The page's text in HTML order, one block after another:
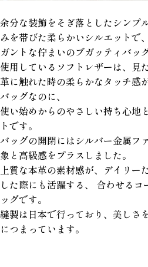
余分な装飾をそぎ落としたシンプ
みを帯びた柔らかいシルエットで
ガントな佇まいのブガッティバッグ
使用しているソフトレザーは、見
革に触れた時の柔らかなタッチ感
バッグなのに、
使い始めからのやさしい持ち心地
トです。
バッグの開閉にはシルバー金属フ
象と高級感をプラスしました。
上質な本革の素材感が、デイリー
した際にも活躍する、 合わせる
ッグです。
縫製は日本で行っており、美しさ
につまっています。